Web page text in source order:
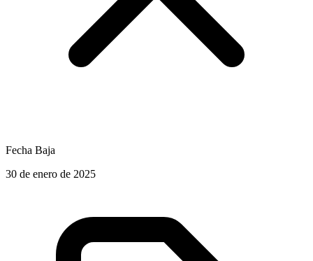
Fecha Baja
30 de enero de 2025